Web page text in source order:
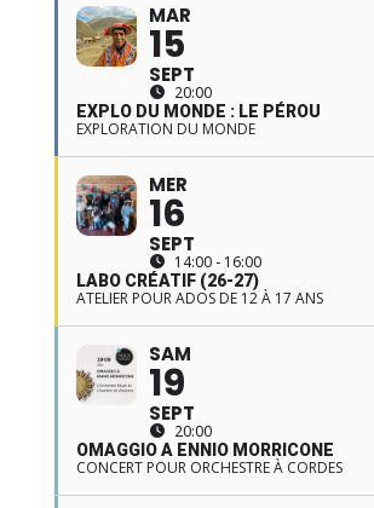
MAR
15
SEPT
20:00
EXPLO DU MONDE : LE PÉROU
EXPLORATION DU MONDE
MER
16
SEPT
14:00 - 16:00
LABO CRÉATIF (26-27)
ATELIER POUR ADOS DE 12 À 17 ANS
SAM
19
SEPT
20:00
OMAGGIO A ENNIO MORRICONE
CONCERT POUR ORCHESTRE À CORDES